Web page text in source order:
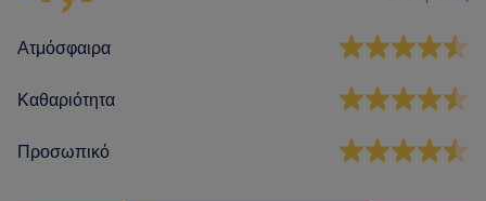
Ατμόσφαιρα
Καθαριότητα
Προσωπικό